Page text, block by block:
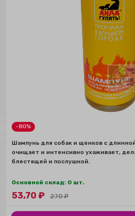
-80%
Шампунь для собак и щенков с
очищает и интенсивно ухаживает,
блестящей и послушной.
Основной склад: 0 шт.
53,70₽ 270₽